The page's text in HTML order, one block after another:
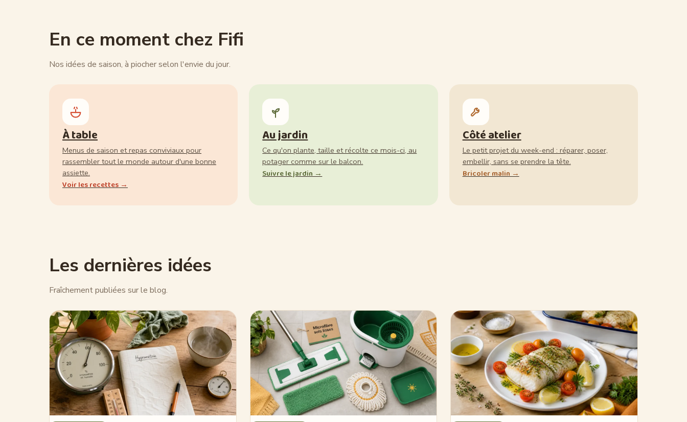
En ce moment chez Fifi
Nos idées de saison, à piocher selon l'envie du jour.
À table
Menus de saison et repas conviviaux pour
rassembler tout le monde autour d'une bonne
assiette.
Voir les recettes →
Au jardin
Ce qu'on plante, taille et récolte ce mois-ci, au
potager comme sur le balcon.
Suivre le jardin →
Côté atelier
Le petit projet du week-end : réparer, poser,
embellir, sans se prendre la tête.
Bricoler malin →
Les dernières idées
Fraîchement publiées sur le blog.